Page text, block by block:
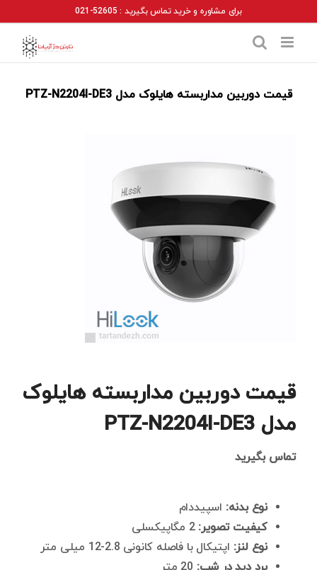
to
content
برای مشاوره و خرید تماس بگیرید : 52605-021
قیمت دوربین مداربسته هایلوک مدل PTZ-N2204I-DE3
قیمت دوربین مداربسته هایلوک
مدل PTZ-N2204I-DE3
تماس بگیرید
نوع بدنه: اسپیددام
کیفیت تصویر: 2 مگاپیکسلی
نوع لنز: اپتیکال با فاصله کانونی 2.8-12 میلی متر